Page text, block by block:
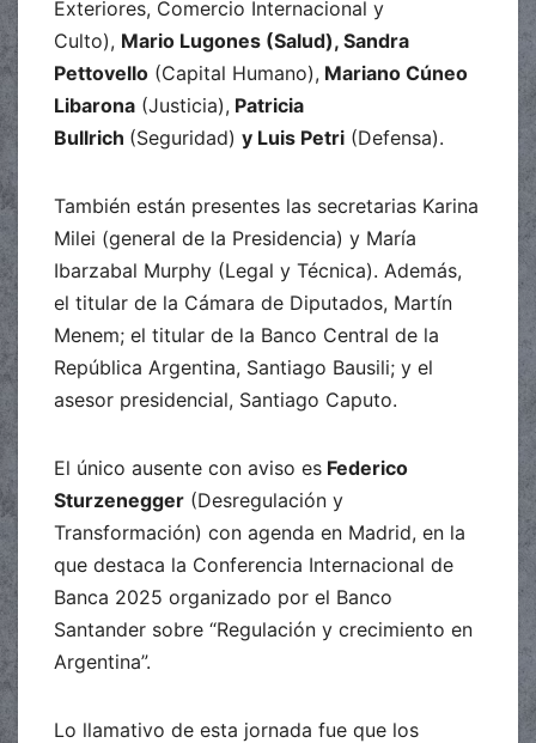
Exteriores, Comercio Internacional y
Culto), Mario Lugones (Salud), Sandra
Pettovello (Capital Humano), Mariano Cúneo
Libarona (Justicia), Patricia
Bullrich (Seguridad) y Luis Petri (Defensa).
También están presentes las secretarias Karina
Milei (general de la Presidencia) y María
Ibarzabal Murphy (Legal y Técnica). Además,
el titular de la Cámara de Diputados, Martín
Menem; el titular de la Banco Central de la
República Argentina, Santiago Bausili; y el
asesor presidencial, Santiago Caputo.
El único ausente con aviso es Federico
Sturzenegger (Desregulación y
Transformación) con agenda en Madrid, en la
que destaca la Conferencia Internacional de
Banca 2025 organizado por el Banco
Santander sobre “Regulación y crecimiento en
Argentina”.
Lo llamativo de esta jornada fue que los